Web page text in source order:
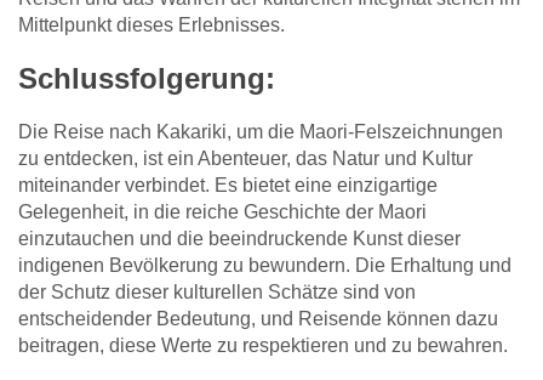
Mittelpunkt dieses Erlebnisses.
Schlussfolgerung:
Die Reise nach Kakariki, um die Maori-Felszeichnungen
zu entdecken, ist ein Abenteuer, das Natur und Kultur
miteinander verbindet. Es bietet eine einzigartige
Gelegenheit, in die reiche Geschichte der Maori
einzutauchen und die beeindruckende Kunst dieser
indigenen Bevölkerung zu bewundern. Die Erhaltung und
der Schutz dieser kulturellen Schätze sind von
entscheidender Bedeutung, und Reisende können dazu
beitragen, diese Werte zu respektieren und zu bewahren.